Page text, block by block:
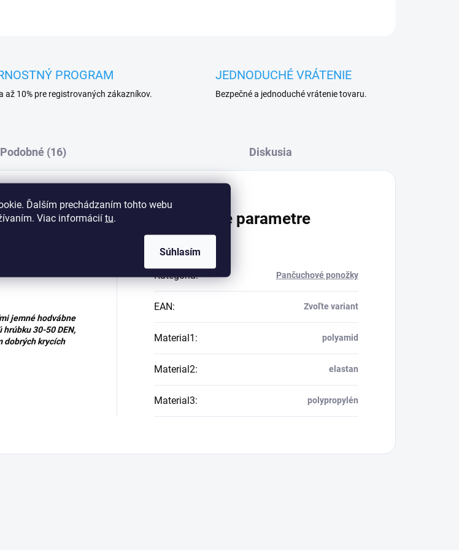
Ďalším prechádzaním tohto webu
Viac informácií tu.
Súhlasím
PROGRAM
až 10% pre registrovaných zákazníkov.
JEDNODUCHÉ VRÁTENIE
Bezpečné a jednoduché vrátenie tovaru.
Podobné (16) Diskusia
jemné hodvábne
30-50 DEN,
dobrých krycích
Dodatočné parametre
Kategória: Pančuchové ponožky
EAN: Zvoľte variant
Material1 : polyamid
Material2: elastan
Material3: polypropylén